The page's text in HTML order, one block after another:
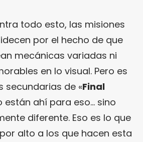
todo esto, las misiones
por el hecho de que
mecánicas variadas ni
en lo visual. Pero es
secundarias de «Final
están ahí para eso… sino
diferente. Eso es lo que
alto a los que hacen esta